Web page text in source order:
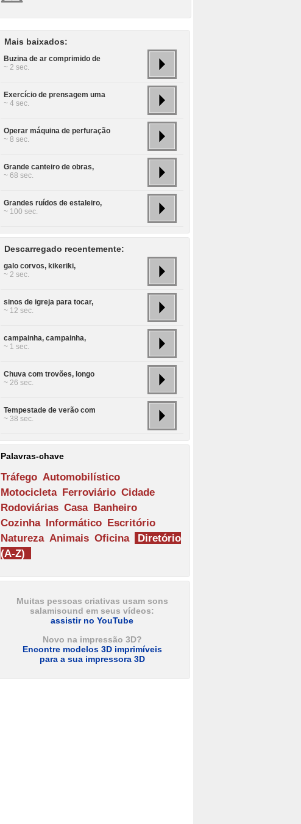
Mais baixados:
Buzina de ar comprimido de
~ 2 sec.
Exercício de prensagem uma
~ 4 sec.
Operar máquina de perfuração
~ 8 sec.
Grande canteiro de obras,
~ 68 sec.
Grandes ruídos de estaleiro,
~ 100 sec.
Descarregado recentemente:
galo corvos, kikeriki,
~ 2 sec.
sinos de igreja para tocar,
~ 12 sec.
campainha, campainha,
~ 1 sec.
Chuva com trovões, longo
~ 26 sec.
Tempestade de verão com
~ 38 sec.
Palavras-chave
Tráfego Automobilístico
Motocicleta Ferroviário Cidade
Rodoviárias Casa Banheiro
Cozinha Informático Escritório
Natureza Animais Oficina
Diretório
(A-Z)
Muitas pessoas criativas usam sons
salamisound em seus vídeos:
assistir no YouTube
Novo na impressão 3D?
Encontre modelos 3D imprimíveis
para a sua impressora 3D